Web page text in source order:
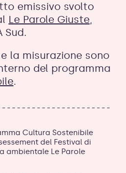
emissivo svolto
Le Parole Giuste,
Sud.
la misurazione sono
del programma
.
Cultura Sostenibile
del Festival di
ambientale Le Parole